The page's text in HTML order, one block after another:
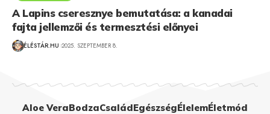
A Lapins cseresznye bemutatása: a kanadai
fajta jellemzői és termesztési előnyei
ÉLÉSTÁR.HU 2025. SZEPTEMBER 8.
Aloe VeraBodzaCsaládEgészségÉlelemÉletmód